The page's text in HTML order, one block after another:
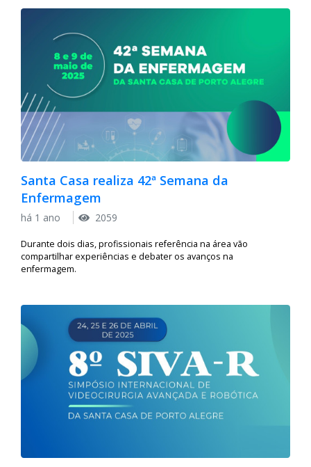
Santa Casa realiza 42ª Semana da
Enfermagem
há 1 ano 2059
Durante dois dias, profissionais referência na área vão
compartilhar experiências e debater os avanços na
enfermagem.